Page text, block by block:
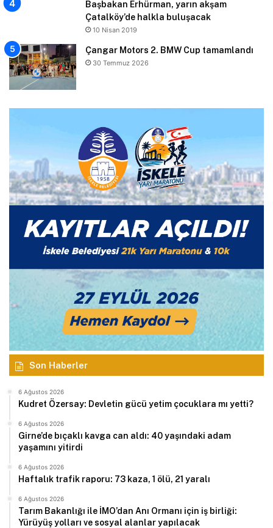
Başbakan Erhürman, yarın akşam
Çatalköy’de halkla buluşacak
10 Nisan 2019
Çangar Motors 2. BMW Cup tamamlandı
30 Temmuz 2026
Son Haberler
6 Ağustos 2026
Kudret Özersay: Devletin gücü yetim çocuklara mı yetti?
6 Ağustos 2026
Girne’de bıçaklı kavga can aldı: 40 yaşındaki adam
yaşamını yitirdi
6 Ağustos 2026
Haftalık trafik raporu: 73 kaza, 1 ölü, 21 yaralı
6 Ağustos 2026
Tarım Bakanlığı ile İMO’dan Anı Ormanı için iş birliği:
Yürüyüş yolları ve sosyal alanlar yapılacak